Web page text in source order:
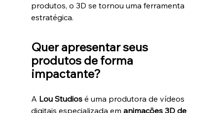
produtos, o 3D se tornou uma ferramenta
estratégica.
Quer apresentar seus
produtos de forma
impactante?
A Lou Studios é uma produtora de vídeos
digitais especializada em animações 3D de